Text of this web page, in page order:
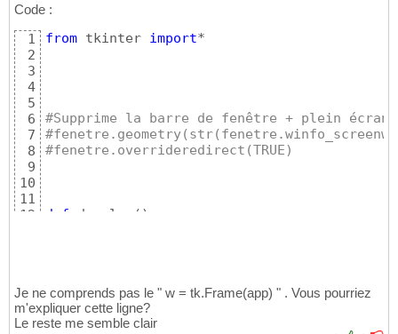
20
21
22
23
24
25
26
bouton_regle=Button
bouton_regle.grid
row=
bouton_quitter=Button
fenetre.destroy
Code :
1
2
3
4
5
6
7
8
9
10
11
12
17
18
19
from tkinter import*
#Supprime la barre de fenêtre + plein écran
#fenetre.overrideredirect(TRUE)
def do_play ( )
def do_quit():
print('Quitter'
Je ne comprends pas le " w = tk.Frame(app) " . Vous pourriez
m'expliquer cette ligne?
Le reste me semble clair